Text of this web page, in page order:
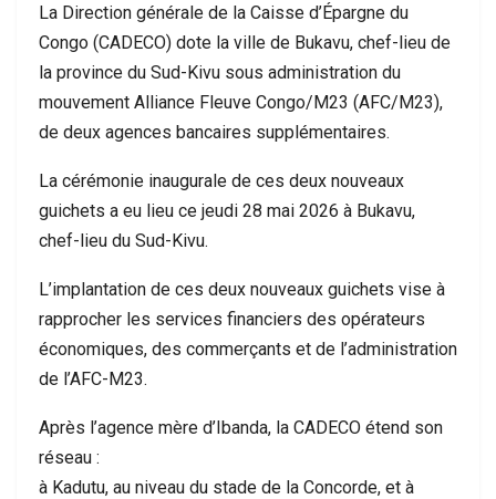
La Direction générale de la Caisse d’Épargne du
Congo (CADECO) dote la ville de Bukavu, chef-lieu de
la province du Sud-Kivu sous administration du
mouvement Alliance Fleuve Congo/M23 (AFC/M23),
de deux agences bancaires supplémentaires.
La cérémonie inaugurale de ces deux nouveaux
guichets a eu lieu ce jeudi 28 mai 2026 à Bukavu,
chef-lieu du Sud-Kivu.
L’implantation de ces deux nouveaux guichets vise à
rapprocher les services financiers des opérateurs
économiques, des commerçants et de l’administration
de l’AFC-M23.
Après l’agence mère d’Ibanda, la CADECO étend son
réseau :
à Kadutu, au niveau du stade de la Concorde, et à